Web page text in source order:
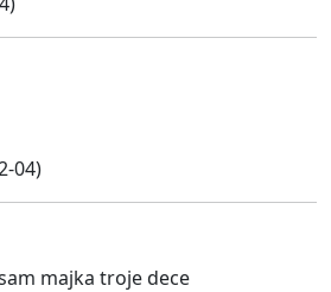
04)
majka troje dece